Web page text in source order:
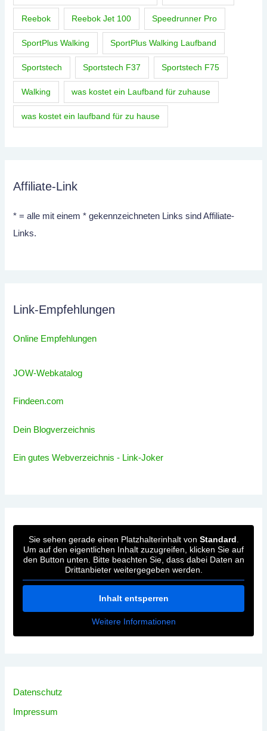
Reebok Reebok Jet 100 Speedrunner Pro
SportPlus Walking SportPlus Walking Laufband
Sportstech Sportstech F37 Sportstech F75
Walking was kostet ein Laufband für zuhause
was kostet ein laufband für zu hause
Affiliate-Link
* = alle mit einem * gekennzeichneten Links sind Affiliate-
Links.
Link-Empfehlungen
Online Empfehlungen
JOW-Webkatalog
Findeen.com
Dein Blogverzeichnis
Ein gutes Webverzeichnis - Link-Joker
Sie sehen gerade einen Platzhalterinhalt von Standard.
Um auf den eigentlichen Inhalt zuzugreifen, klicken Sie auf
den Button unten. Bitte beachten Sie, dass dabei Daten an
Drittanbieter weitergegeben werden.
Inhalt entsperren
Weitere Informationen
Datenschutz
Impressum